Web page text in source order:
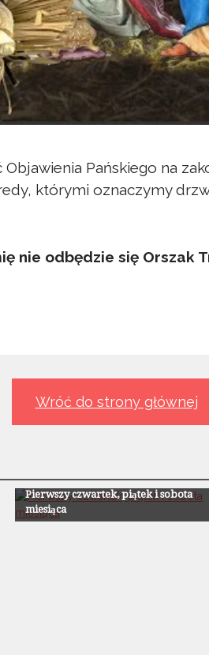
Pańskiego na
którymi oznaczymy
nie odbędzie się Orszak
Wróć do strony głównej
Pierwszy czwartek, piątek i sobota
miesiąca